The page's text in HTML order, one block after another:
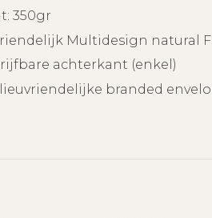
350gr
Multidesign natural
achterkant (enkel)
branded